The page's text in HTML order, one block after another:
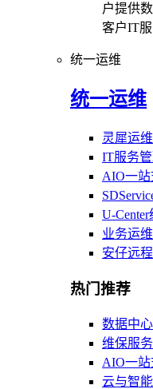
户提供
客户IT服
统一运维
统一运维
灵犀运
IT服务
AIO一
U-
业务运
安仔远
热门推荐
数据中
维保服务
AIO一
云与智